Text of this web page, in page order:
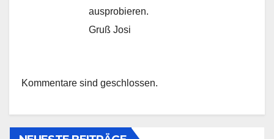
ausprobieren.
Gruß Josi
Kommentare sind geschlossen.